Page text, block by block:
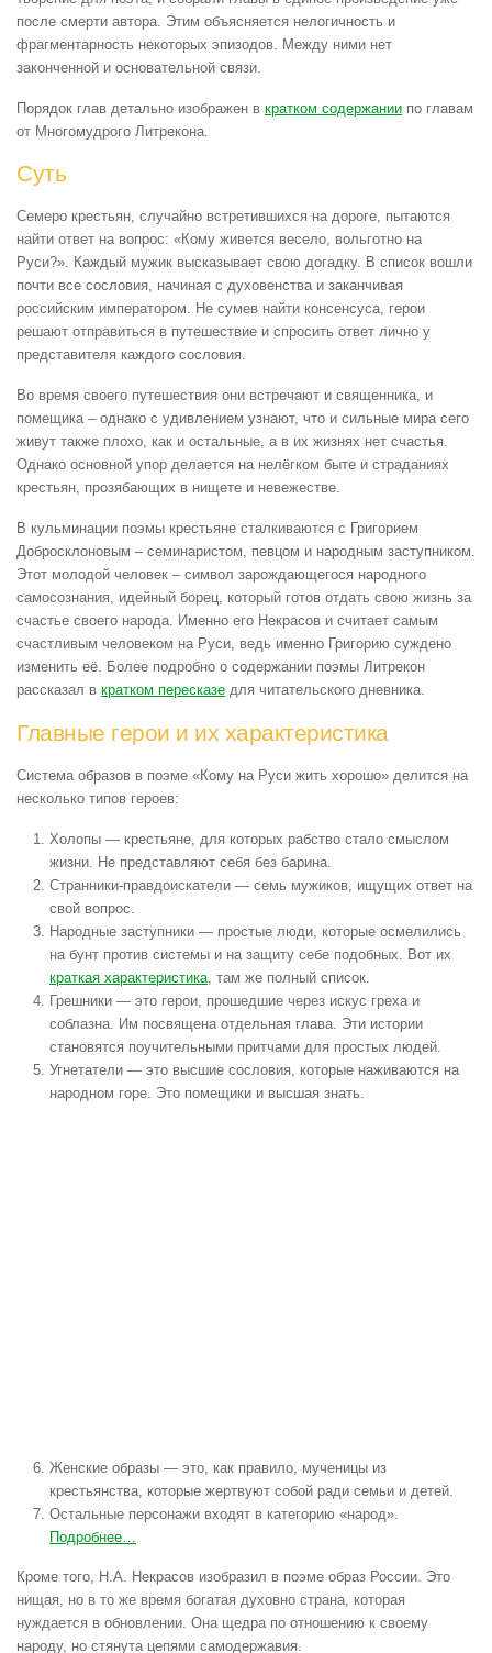
после смерти автора. Этим объясняется нелогичность и
фрагментарность некоторых эпизодов. Между ними нет
законченной и основательной связи.
Порядок глав детально изображен в кратком содержании по главам
от Многомудрого Литрекона.
Суть
Семеро крестьян, случайно встретившихся на дороге, пытаются
найти ответ на вопрос: «Кому живется весело, вольготно на
Руси?». Каждый мужик высказывает свою догадку. В список вошли
почти все сословия, начиная с духовенства и заканчивая
российским императором. Не сумев найти консенсуса, герои
решают отправиться в путешествие и спросить ответ лично у
представителя каждого сословия.
Во время своего путешествия они встречают и священника, и
помещика – однако с удивлением узнают, что и сильные мира сего
живут также плохо, как и остальные, а в их жизнях нет счастья.
Однако основной упор делается на нелёгком быте и страданиях
крестьян, прозябающих в нищете и невежестве.
В кульминации поэмы крестьяне сталкиваются с Григорием
Добросклоновым – семинаристом, певцом и народным заступником.
Этот молодой человек – символ зарождающегося народного
самосознания, идейный борец, который готов отдать свою жизнь за
счастье своего народа. Именно его Некрасов и считает самым
счастливым человеком на Руси, ведь именно Григорию суждено
изменить её. Более подробно о содержании поэмы Литрекон
рассказал в кратком пересказе для читательского дневника.
Главные герои и их характеристика
Система образов в поэме «Кому на Руси жить хорошо» делится на
несколько типов героев:
Холопы — крестьяне, для которых рабство стало смыслом
жизни. Не представляют себя без барина.
Странники-правдоискатели — семь мужиков, ищущих ответ на
свой вопрос.
Народные заступники — простые люди, которые осмелились
на бунт против системы и на защиту себе подобных. Вот их
краткая характеристика , там же полный список.
Грешники — это герои, прошедшие через искус греха и
соблазна. Им посвящена отдельная глава. Эти истории
становятся поучительными притчами для простых людей.
Угнетатели — это высшие сословия, которые наживаются на
народном горе. Это помещики и высшая знать.
Женские образы — это, как правило, мученицы из
крестьянства, которые жертвуют собой ради семьи и детей.
Остальные персонажи входят в категорию «народ».
Подробнее…
Кроме того, Н.А. Некрасов изобразил в поэме образ России. Это
нищая, но в то же время богатая духовно страна, которая
нуждается в обновлении. Она щедра по отношению к своему
народу, но стянута цепями самодержавия.